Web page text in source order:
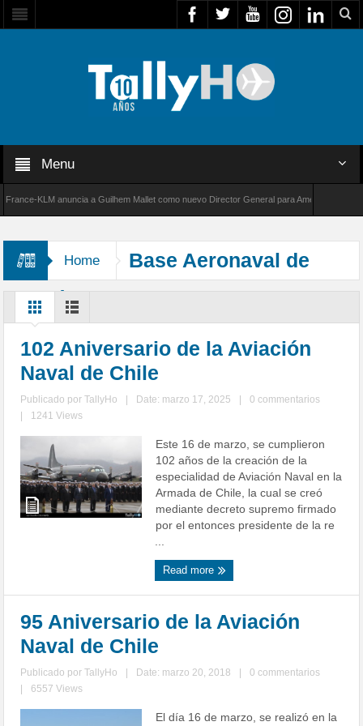
Menu
KLM anuncia a Guilhem Mallet como nuevo Director General para América Latina
Home
Base Aeronaval de
Concón
102 Aniversario de la Aviación
Naval de Chile
Publicado porTallyHo Date: marzo 17, 2025
0 commentarios
1241 Views
Este 16 de marzo, se cumplieron
102 años de la creación de la
especialidad de Aviación Naval en la
Armada de Chile, la cual se creó
mediante decreto supremo firmado
por el entonces presidente de la re
...
Read more
95 Aniversario de la Aviación
Naval de Chile
Publicado porTallyHo Date: marzo 20, 2018
0 commentarios
6557 Views
El día 16 de marzo, se realizó en la